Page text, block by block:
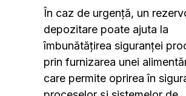
În caz de urgență, un
depozitare poate ajuta la
îmbunătățirea siguranței
prin furnizarea unei
care permite oprirea în